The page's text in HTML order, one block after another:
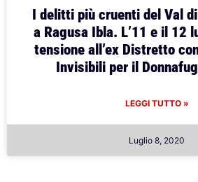
I delitti più cruenti del Val
a Ragusa Ibla. L’11 e il 12
tensione all’ex Distretto
Invisibili per il
LEGGI TUTTO »
Luglio 8, 2020